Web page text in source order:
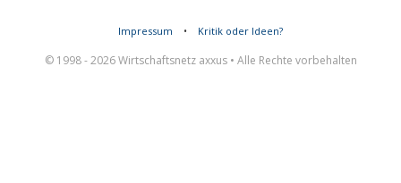
Impressum • Kritik oder Ideen?
© 1998 - 2026 Wirtschaftsnetz axxus • Alle Rechte vorbehalten